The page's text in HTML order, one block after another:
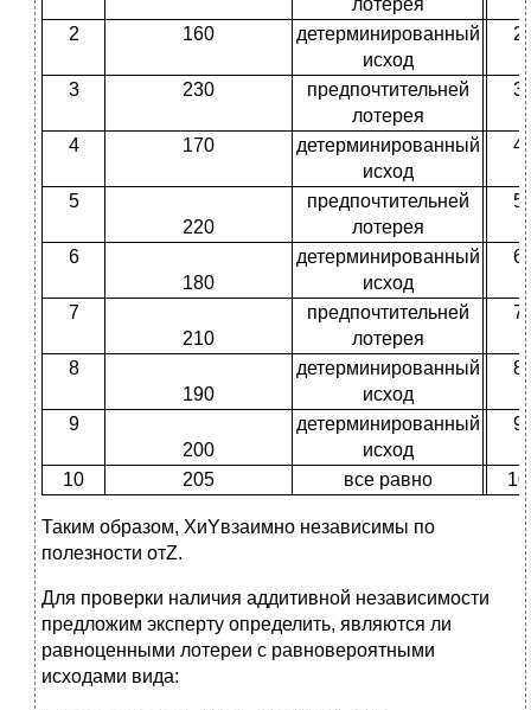
лотерея
2 160
детерминированный
исход
2
3 230
предпочтительней
лотерея
3
4 170
детерминированный
исход
4
5
220
предпочтительней
лотерея
5
6
180
детерминированный
исход
6
7
210
предпочтительней
лотерея
7
8
190
детерминированный
исход
8
9
200
детерминированный
исход
9
10 205 все равно 10
Таким образом, XиYвзаимно независимы по
полезности отZ.
Для проверки наличия аддитивной независимости
предложим эксперту определить, являются ли
равноценными лотереи с равновероятными
исходами вида: